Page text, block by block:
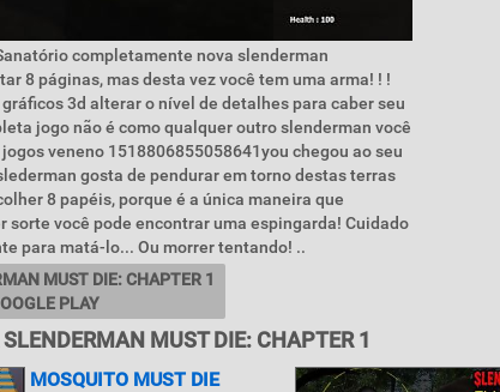
completamente nova slenderman
8 páginas, mas desta vez você tem uma arma! ! !
3d alterar o nível de detalhes para caber seu
jogo não é como qualquer outro slenderman você
veneno 1518806855058641you chegou ao seu
gosta de pendurar em torno destas terras
8 papéis, porque é a única maneira que
sorte você pode encontrar uma espingarda! Cuidado
para matá-lo... Ou morrer tentando! ..
MUST DIE: CHAPTER 1
PLAY
MUST DIE: CHAPTER 1
MOSQUITO MUST DIE